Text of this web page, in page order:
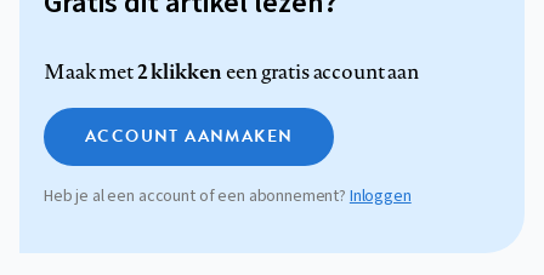
Maak met2 klikkeneen gratis account aan
ACCOUNT AANMAKEN
Heb je al een account of een abonnement? Inloggen